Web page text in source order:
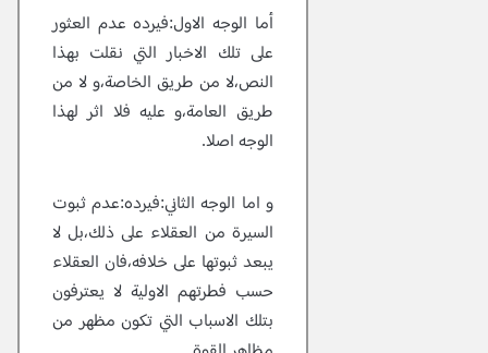
أما الوجه الاول:فيرده عدم العثور
على تلك الاخبار التي نقلت بهذا
النص،لا من طريق الخاصة،و لا من
طريق العامة،و عليه فلا اثر لهذا
الوجه اصلا.
و اما الوجه الثاني:فيرده:عدم ثبوت
السيرة من العقلاء على ذلك،بل لا
يبعد ثبوتها على خلافه،فان العقلاء
حسب فطرتهم الاولية لا يعترفون
بتلك الاسباب التي تكون مظهر من